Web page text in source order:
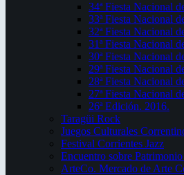
34ª Fiesta Nacional
33ª Fiesta Nacional
32ª Fiesta Nacional
31ª Fiesta Nacional
30ª Fiesta Nacional
29ª Fiesta Nacional
28ª Fiesta Nacional
27ª Fiesta Nacional
26ª Edición. 2016.
Taragüi Rock
Juegos Culturales
Festival Corrientes Jazz
Encuentro sobre
ArteCo. Mercado de Arte